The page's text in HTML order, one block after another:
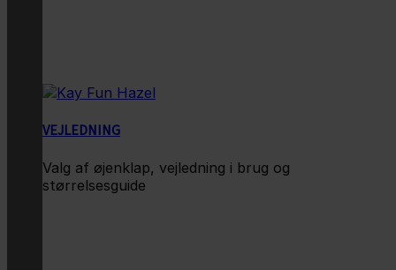
VEJLEDNING
Valg af øjenklap, vejledning i brug og
størrelsesguide